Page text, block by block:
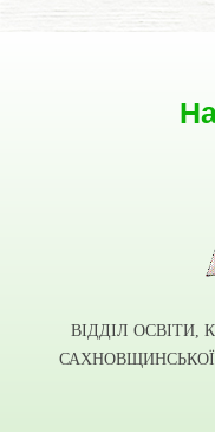
ВІДДІЛ ОСВІТИ,
САХНОВЩИНСЬКОЇ